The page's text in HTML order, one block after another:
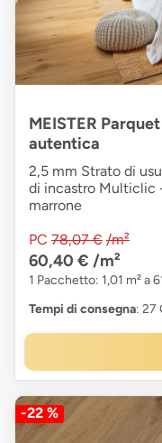
MEISTER
autentica
2,5 mm Strato di
di incastro Multiclic
marrone
PC 78,07 € /m²
60,40 € /m²
1 Pacchetto: 1,01 m² a
Tempi di consegna: 27
-22 %